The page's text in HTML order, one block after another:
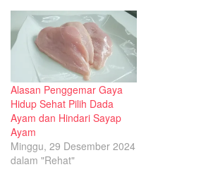
Alasan Penggemar Gaya
Hidup Sehat Pilih Dada
Ayam dan Hindari Sayap
Ayam
Minggu, 29 Desember 2024
dalam "Rehat"